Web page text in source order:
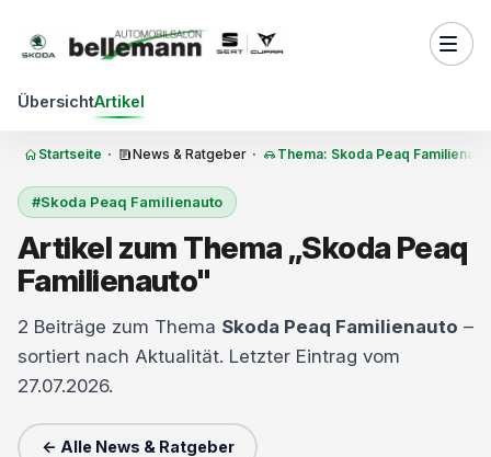
ÜbersichtArtikel
Startseite · News & Ratgeber · Thema: Skoda Peaq
#Skoda Peaq Familienauto
Artikel zum Thema „Skoda Peaq
Familienauto"
2 Beiträge zum Thema Skoda Peaq Familienauto –
sortiert nach Aktualität. Letzter Eintrag vom
27.07.2026.
← Alle News & Ratgeber